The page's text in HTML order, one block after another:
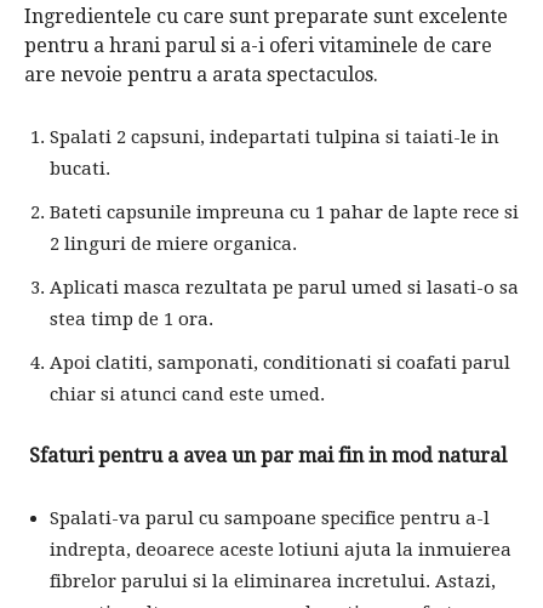
Ingredientele cu care sunt preparate sunt excelente
pentru a hrani parul si a-i oferi vitaminele de care
are nevoie pentru a arata spectaculos.
Spalati 2 capsuni, indepartati tulpina si taiati-le in
bucati.
Bateti capsunile impreuna cu 1 pahar de lapte rece si
2 linguri de miere organica.
Aplicati masca rezultata pe parul umed si lasati-o sa
stea timp de 1 ora.
Apoi clatiti, samponati, conditionati si coafati parul
chiar si atunci cand este umed.
Sfaturi pentru a avea un par mai fin in mod natural
Spalati-va parul cu sampoane specifice pentru a-l
indrepta, deoarece aceste lotiuni ajuta la inmuierea
fibrelor parului si la eliminarea incretului. Astazi,